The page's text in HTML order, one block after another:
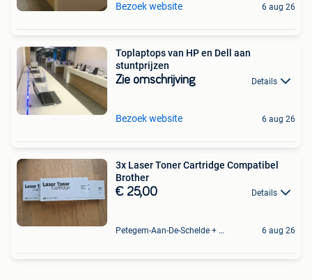
Bezoek website 6 aug 26
Toplaptops van HP en Dell aan
stuntprijzen
Zie omschrijving Details
Bezoek website 6 aug 26
3x Laser Toner Cartridge Compatibel
Brother
€ 25,00 Details
Petegem-Aan-De-Schelde + Deel Van Oudenaarde 6 aug 26